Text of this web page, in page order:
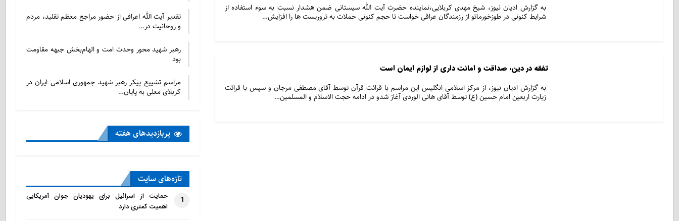
به گزارش ادیان نیوز، شیخ مهدی کربلایی،نماینده حضرت آیت الله سیستانی ضمن هشدار نسبت به سوء استفاده از
شرایط کنونی در طوزخورماتو از رزمندگان عراقی خواست تا حجم کنونی حملات به تروریست ها را افزایش…
تفقه در دین، صداقت و امانت داری از لوازم ایمان است
به گزارش ادیان نیوز، از مرکز اسلامی انگلیس این مراسم با قرائت قرآن توسط آقای مصطفی مرجان و سپس با قرائت
زيارت اربعين امام حسين (ع) توسط آقای هانی الوردی آغاز شدو در ادامه حجت الاسلام و المسلمین…
تقدیر آیت الله اعرافی از حضور مراجع معظم تقلید، مردم
و روحانیت در…
رهبر شهید محور وحدت امت و الهام‌بخش جبهه مقاومت
بود
مراسم تشییع پیکر رهبر شهید جمهوری اسلامی ایران در
کربلای معلی به پایان…
پربازدید‌های هفته
تازه‌‌های سایت
1
حمایت از اسرائیل برای یهودیان جوان آمریکایی
اهمیت کمتری دارد